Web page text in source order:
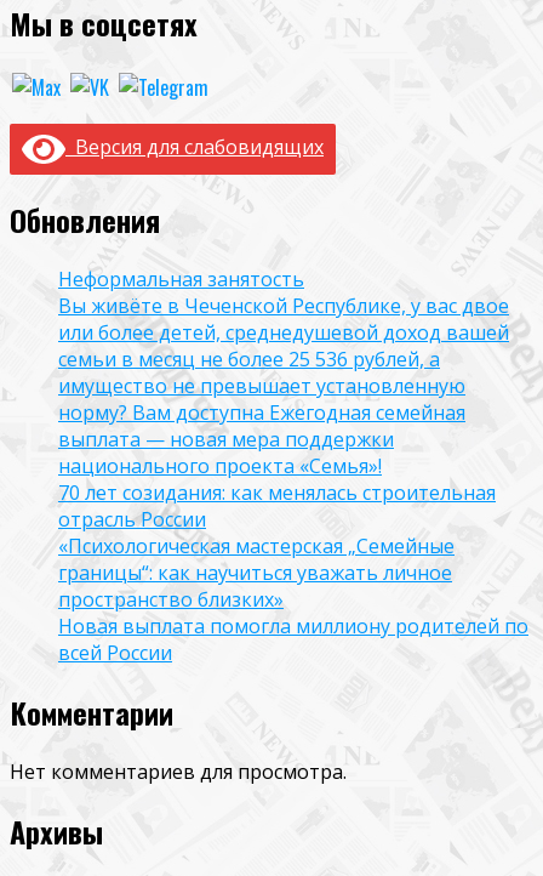
Мы в соцсетях
Версия для слабовидящих
Обновления
Неформальная занятость
Вы живёте в Чеченской Республике, у вас двое
или более детей, среднедушевой доход вашей
семьи в месяц не более 25 536 рублей, а
имущество не превышает установленную
норму? Вам доступна Ежегодная семейная
выплата — новая мера поддержки
национального проекта «Семья»!
70 лет созидания: как менялась строительная
отрасль России
«Психологическая мастерская „Семейные
границы“: как научиться уважать личное
пространство близких»
Новая выплата помогла миллиону родителей по
всей России
Комментарии
Нет комментариев для просмотра.
Архивы